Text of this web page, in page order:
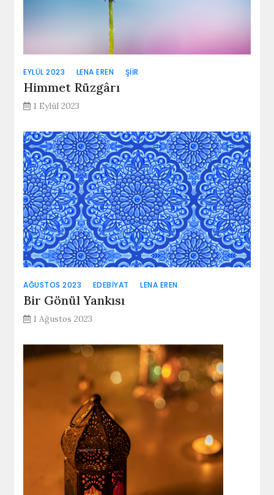
EYLÜL 2023 LENA EREN ŞIIR
Himmet Rüzgârı
1 Eylül 2023
AĞUSTOS 2023 EDEBIYAT LENA EREN
Bir Gönül Yankısı
1 Ağustos 2023